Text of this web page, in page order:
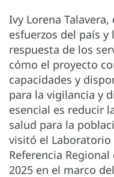
Ivy Lorena
esfuerzos del país
respuesta de los
cómo el proyecto
capacidades y
para la vigilancia y
esencial es reducir
salud para la
visitó el Laboratorio
Referencia
2025 en el marco